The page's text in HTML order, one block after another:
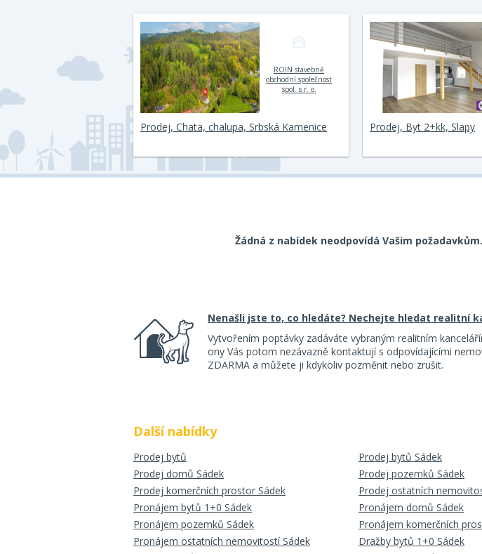
ROIN stavebně
obchodní společnost
spol. s r. o.
Prodej, Chata, chalupa, Srbská Kamenice Prodej, Byt 2+kk, Slapy
Žádná z nabídek neodpovídá Vašim požadavkům.
Nenašli jste to, co hledáte? Nechejte hledat realitní
Vytvořením poptávky zadáváte vybraným realitním
ony Vás potom nezávazně kontaktují s odpovídajícími
ZDARMA a můžete ji kdykoliv pozměnit nebo zrušit.
Další nabídky
Prodej bytů
Prodej bytů Sádek
Prodej domů Sádek
Prodej pozemků Sádek
Prodej komerčních prostor Sádek
Prodej ostatních
Pronájem bytů 1+0 Sádek
Pronájem domů Sádek
Pronájem pozemků Sádek
Pronájem komerčních
Pronájem ostatních nemovitostí Sádek
Dražby bytů 1+0 Sádek